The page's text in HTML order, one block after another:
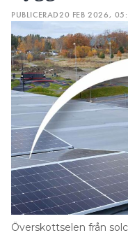
PUBLICERAD20 FEB 2026,
Överskottselen från